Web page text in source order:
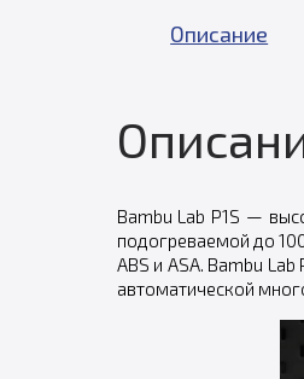
Описание
Bambu Lab P1S —
подогреваемой до
ABS и ASA. Bambu
автоматической